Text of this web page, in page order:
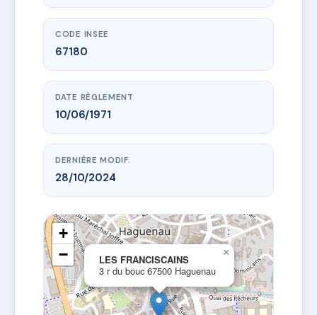
CODE INSEE
67180
DATE RÈGLEMENT
10/06/1971
DERNIÈRE MODIF.
28/10/2024
LES FRANCISCAINS
3 r du bouc 67500 Haguenau
×
+
−